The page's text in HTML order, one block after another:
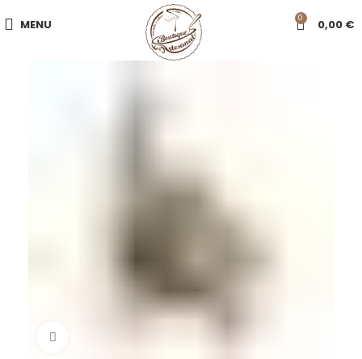
MENU 0 0,00 €